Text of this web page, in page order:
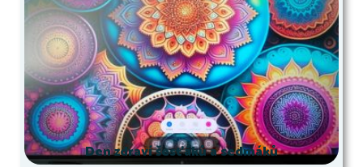
Den zdraví šesťáků a sedmáků